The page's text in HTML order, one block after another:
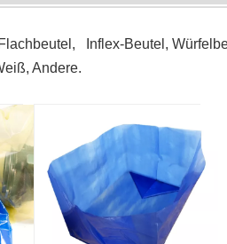
Inflex-Beutel,
Andere.